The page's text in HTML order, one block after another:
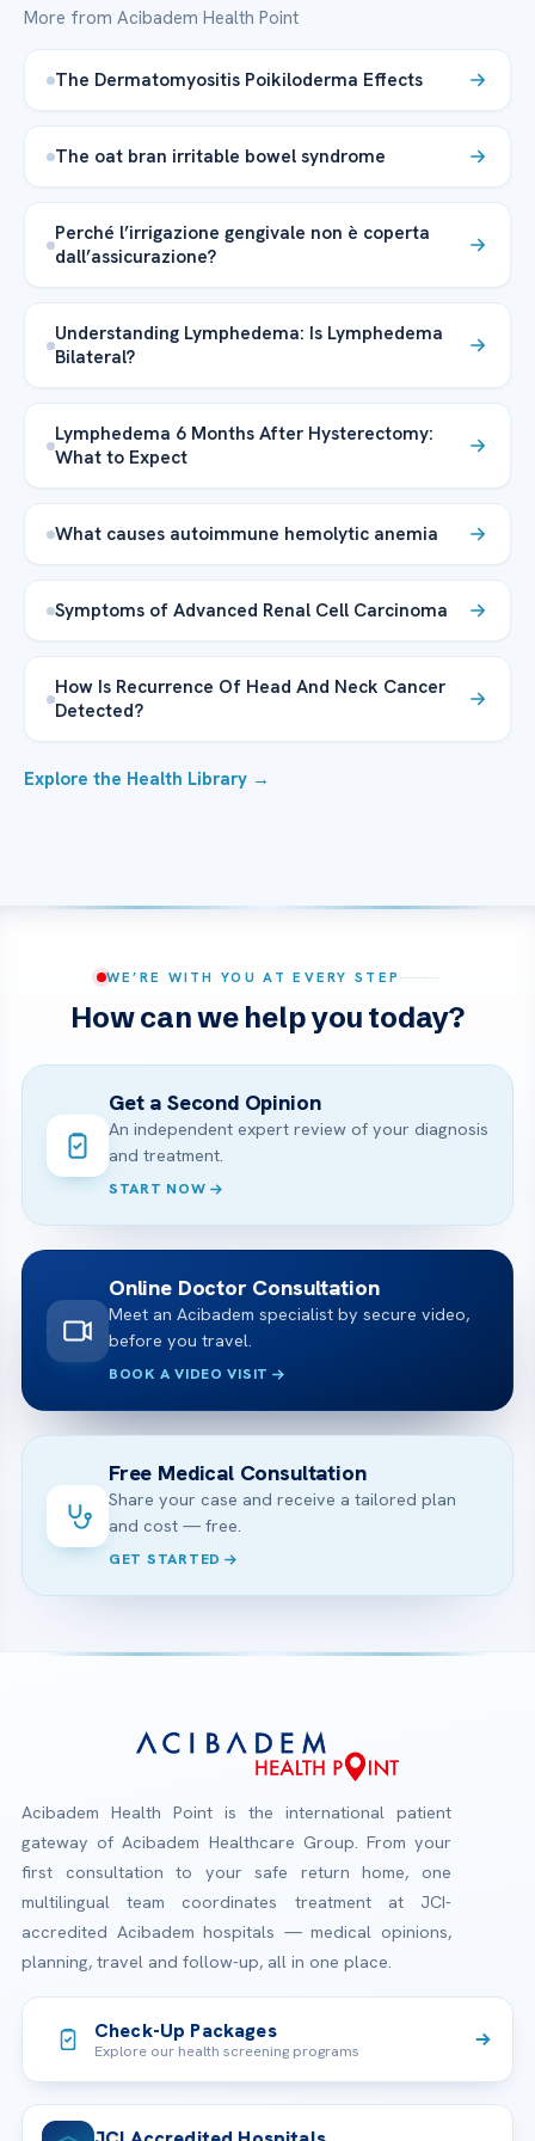
More from Acibadem Health Point
The Dermatomyositis Poikiloderma Effects
The oat bran irritable bowel syndrome
Perché l’irrigazione gengivale non è coperta
dall’assicurazione?
Understanding Lymphedema: Is Lymphedema
Bilateral?
Lymphedema 6 Months After Hysterectomy:
What to Expect
What causes autoimmune hemolytic anemia
Symptoms of Advanced Renal Cell Carcinoma
How Is Recurrence Of Head And Neck Cancer
Detected?
Explore the Health Library →
WE’RE WITH YOU AT EVERY STEP
How can we help you today?
Get a Second Opinion
An independent expert review of your diagnosis
and treatment.
START NOW
Online Doctor Consultation
Meet an Acibadem specialist by secure video,
before you travel.
BOOK A VIDEO VISIT
Free Medical Consultation
Share your case and receive a tailored plan
and cost — free.
GET STARTED
Acibadem Health Point is the international patient
gateway of Acibadem Healthcare Group. From your
first consultation to your safe return home, one
multilingual team coordinates treatment at JCI-
accredited Acibadem hospitals — medical opinions,
planning, travel and follow-up, all in one place.
Check-Up Packages
Explore our health screening programs